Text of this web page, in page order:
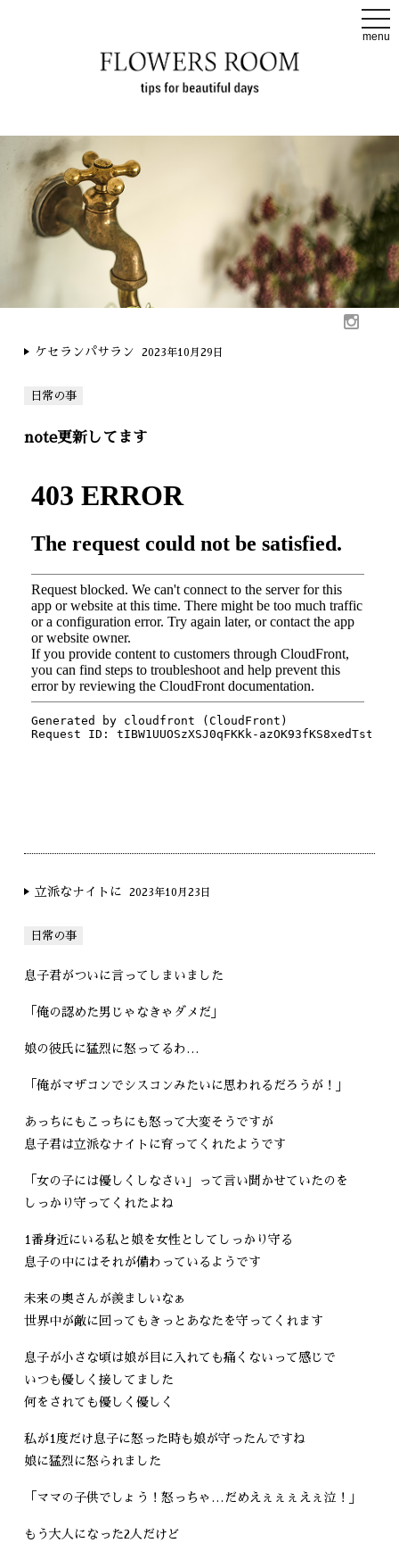
t
o
g
i
o
menu
ケセランパサラン 2023年10月29日
日常の事
note更新してます
立派なナイトに 2023年10月23日
日常の事
息子君がついに言ってしまいました
「俺の認めた男じゃなきゃダメだ」
娘の彼氏に猛烈に怒ってるわ…
「俺がマザコンでシスコンみたいに思われるだろうが！」
あっちにもこっちにも怒って大変そうですが
息子君は立派なナイトに育ってくれたようです
「女の子には優しくしなさい」って言い聞かせていたのを
しっかり守ってくれたよね
1番身近にいる私と娘を女性としてしっかり守る
息子の中にはそれが備わっているようです
未来の奥さんが羨ましいなぁ
世界中が敵に回ってもきっとあなたを守ってくれます
息子が小さな頃は娘が目に入れても痛くないって感じで
いつも優しく接してました
何をされても優しく優しく
私が1度だけ息子に怒った時も娘が守ったんですね
娘に猛烈に怒られました
「ママの子供でしょう！怒っちゃ…だめえぇぇぇえぇ泣！」
もう大人になった2人だけど